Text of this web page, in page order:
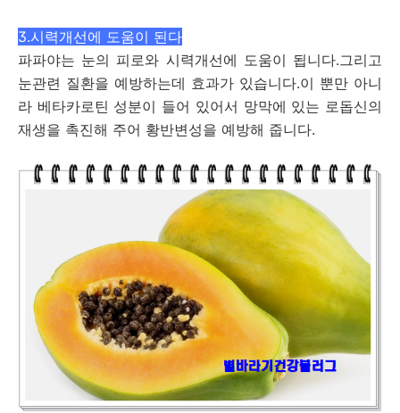
3.시력개선에 도움이 된다
파파야는 눈의 피로와 시력개선에 도움이 됩니다.그리고
눈관련 질환을 예방하는데 효과가 있습니다.이 뿐만 아니
라 베타카로틴 성분이 들어 있어서 망막에 있는 로돕신의
재생을 촉진해 주어 황반변성을 예방해 줍니다.